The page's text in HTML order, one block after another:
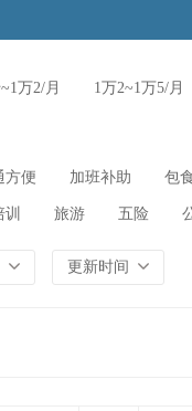
万2/月 1万2~1万5/月
方便 加班补助 包
旅游 五险
更新时间